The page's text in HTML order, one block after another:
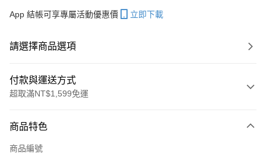
App 結帳可享專屬活動優惠價 立即下載
請選擇商品選項
付款與運送方式
超取滿NT$1,599免運
信用卡一次付款
商品特色
商品編號